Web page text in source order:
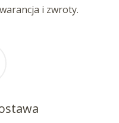
i zwroty.